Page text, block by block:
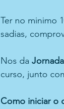
Ter no minimo
sadias,
Nos da
curso, junto
Como iniciar o